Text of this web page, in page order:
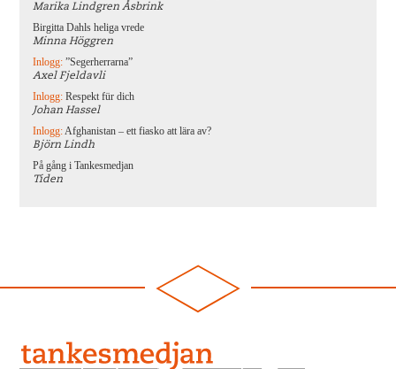
Marika Lindgren Åsbrink
Birgitta Dahls heliga vrede
Minna Höggren
Inlogg:”Segerherrarna”
Axel Fjeldavli
Inlogg:Respekt für dich
Johan Hassel
Inlogg:Afghanistan – ett fiasko att lära av?
Björn Lindh
På gång i Tankesmedjan
Tiden